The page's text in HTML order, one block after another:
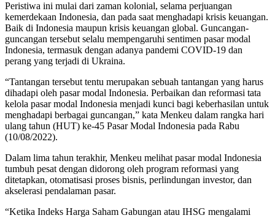
Peristiwa ini mulai dari zaman kolonial, selama perjuangan
kemerdekaan Indonesia, dan pada saat menghadapi krisis keuangan.
Baik di Indonesia maupun krisis keuangan global. Guncangan-
guncangan tersebut selalu mempengaruhi sentimen pasar modal
Indonesia, termasuk dengan adanya pandemi COVID-19 dan
perang yang terjadi di Ukraina.
“Tantangan tersebut tentu merupakan sebuah tantangan yang harus
dihadapi oleh pasar modal Indonesia. Perbaikan dan reformasi tata
kelola pasar modal Indonesia menjadi kunci bagi keberhasilan untuk
menghadapi berbagai guncangan,” kata Menkeu dalam rangka hari
ulang tahun (HUT) ke-45 Pasar Modal Indonesia pada Rabu
(10/08/2022).
Dalam lima tahun terakhir, Menkeu melihat pasar modal Indonesia
tumbuh pesat dengan didorong oleh program reformasi yang
ditetapkan, otomatisasi proses bisnis, perlindungan investor, dan
akselerasi pendalaman pasar.
“Ketika Indeks Harga Saham Gabungan atau IHSG mengalami